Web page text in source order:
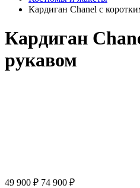
Кардиган Chanel с
Кардиган
рукавом
49 900 ₽ 74 900 ₽